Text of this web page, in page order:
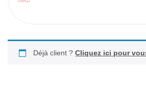
Déjà client ?Cliquez ici pour